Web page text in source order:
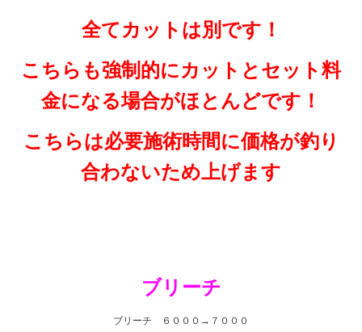
全てカットは別です！
こちらも強制的にカットとセット料
金になる場合がほとんどです！
こちらは必要施術時間に価格が釣り
合わないため上げます
ブリーチ
ブリーチ ６０００→７０００